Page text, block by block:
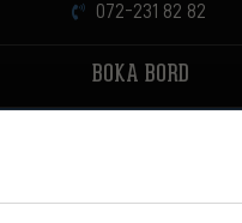
072-231 82 82
BOKA BORD